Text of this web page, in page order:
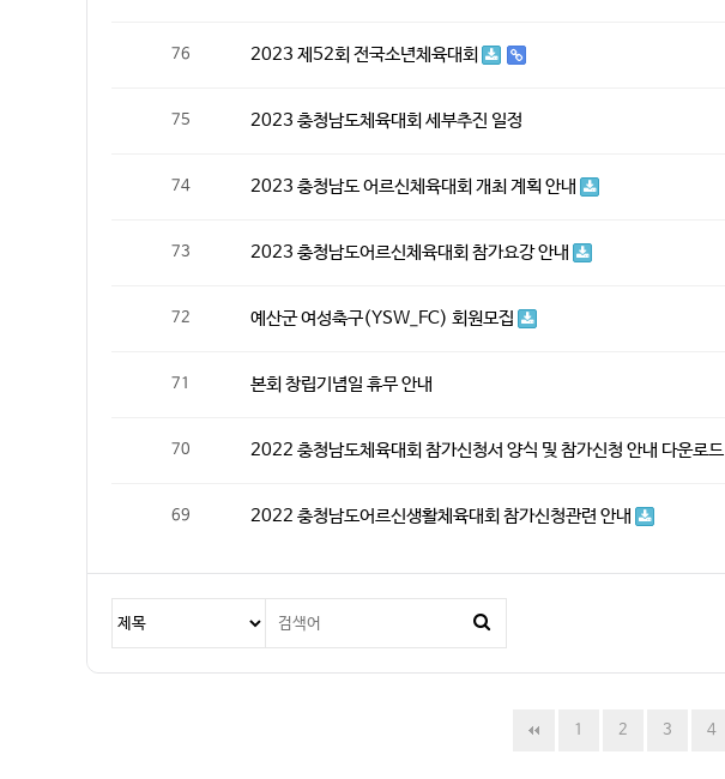
76 2023 제52회 전국소년체육대회
75 2023 충청남도체육대회 세부추진 일정
74 2023 충청남도 어르신체육대회 개최 계획 안내
73 2023 충청남도어르신체육대회 참가요강 안내
72 예산군 여성축구(YSW_FC) 회원모집
71 본회 창립기념일 휴무 안내
70 2022 충청남도체육대회 참가신청서 양식 및 참가신청 안내 다운로드
69 2022 충청남도어르신생활체육대회 참가신청관련 안내
1 2 3 4